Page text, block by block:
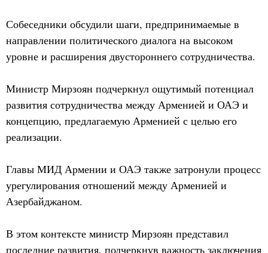
Собеседники обсудили шаги, предпринимаемые в
направлении политического диалога на высоком
уровне и расширения двустороннего сотрудничества.
Министр Мирзоян подчеркнул ощутимый потенциал
развития сотрудничества между Арменией и ОАЭ и
концепцию, предлагаемую Арменией с целью его
реализации.
Главы МИД Армении и ОАЭ также затронули процесс
урегулирования отношений между Арменией и
Азербайджаном.
В этом контексте министр Мирзоян представил
последние развития, подчеркнув важность заключения